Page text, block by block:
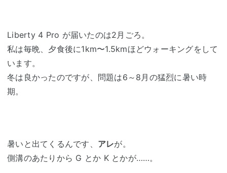
Liberty 4 Pro が届いたのは2月ごろ。
私は毎晩、夕食後に1km〜1.5kmほどウォーキングをして
います。
冬は良かったのですが、問題は6～8月の猛烈に暑い時
期。
暑いと出てくるんです、 アレが。
側溝のあたりから G とか K とかが……。